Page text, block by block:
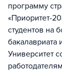
программу
«Приоритет-
студентов на
бакалавриата
Университет